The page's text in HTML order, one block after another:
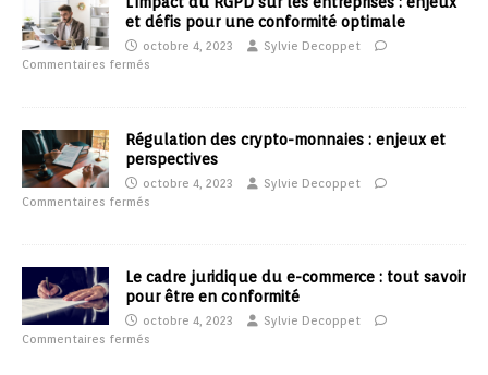
et défis pour une conformité optimale
octobre 4, 2023
Sylvie Decoppet
Commentaires fermés
Régulation des crypto-monnaies : enjeux et
perspectives
octobre 4, 2023
Sylvie Decoppet
Commentaires fermés
Le cadre juridique du e-commerce : tout savoir
pour être en conformité
octobre 4, 2023
Sylvie Decoppet
Commentaires fermés